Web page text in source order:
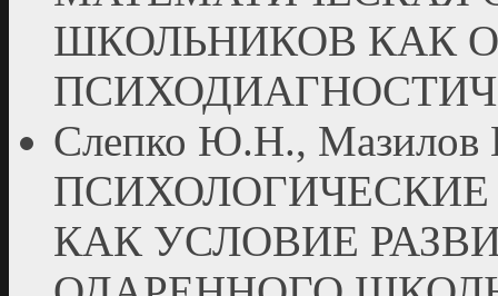
ШКОЛЬНИКОВ КАК
Слепко Ю.Н., Мазилов
КАК УСЛОВИЕ